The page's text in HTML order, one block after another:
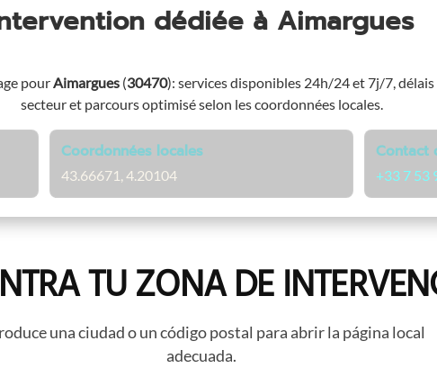
dédiée à Aimargues
pour Aimargues (30470): services disponibles 24h/24 et 7j/7, délais
secteur et parcours optimisé selon les coordonnées locales.
Coordonnées locales
43.66671, 4.20104
Contact
+33 7 53
TU ZONA DE
una ciudad o un código postal para abrir la página local
adecuada.